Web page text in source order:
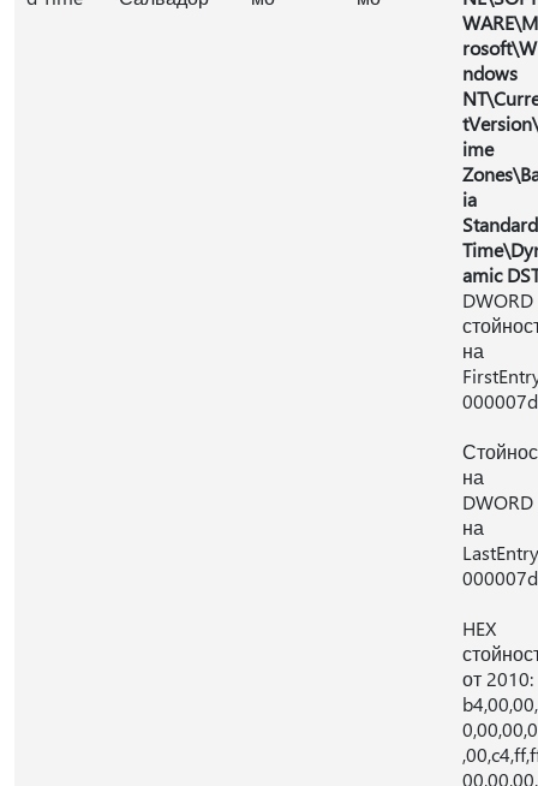
ndows
ime
ia
Standard
amic
DWORD
на
на
DWORD
на
HEX
от 2010: